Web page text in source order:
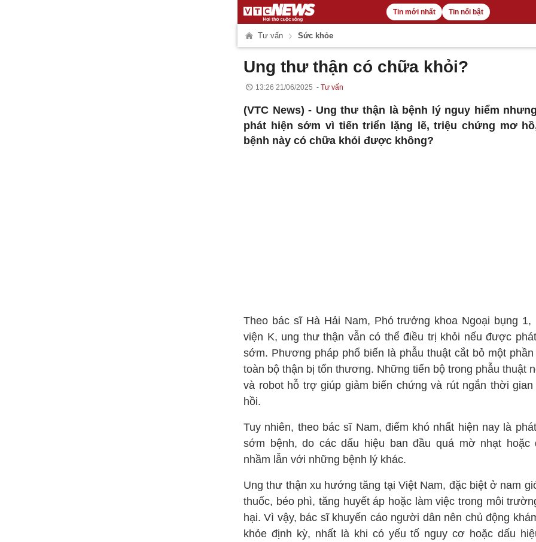
Tin mới nhất Tin nổi bật
Tư vấn Sức khỏe
Ung thư thận có chữa khỏi?
13:26 21/06/2025 Tư vấn
(VTC News) - Ung thư thận là bệnh lý nguy hiểm
phát hiện sớm vì tiến triển lặng lẽ, triệu chứng mơ
bệnh này có chữa khỏi được không?
Theo bác sĩ Hà Hải Nam, Phó trưởng khoa Ngoại bụng 1,
viện K, ung thư thận vẫn có thể điều trị khỏi nếu được
sớm. Phương pháp phổ biến là phẫu thuật cắt bỏ một phần
toàn bộ thận bị tổn thương. Những tiến bộ trong phẫu thuật
và robot hỗ trợ giúp giảm biến chứng và rút ngắn thời gian
hồi.
Tuy nhiên, theo bác sĩ Nam, điểm khó nhất hiện nay là
sớm bệnh, do các dấu hiệu ban đầu quá mờ nhạt hoặc
nhầm lẫn với những bệnh lý khác.
Ung thư thận xu hướng tăng tại Việt Nam, đặc biệt ở nam
thuốc, béo phì, tăng huyết áp hoặc làm việc trong môi
hại. Vì vậy, bác sĩ khuyến cáo người dân nên chủ động
khỏe định kỳ, nhất là khi có yếu tố nguy cơ hoặc dấu